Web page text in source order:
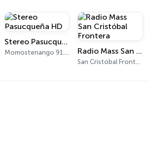
Stereo Pasucqueña HD
Momostenango 91.5 FM Radio Mass San Cristóbal Frontera
San Cristóbal Frontera 98.9 FM